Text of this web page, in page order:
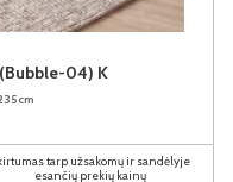
04) K
tarp užsakomų ir sandėlyje
esančių prekių kainų